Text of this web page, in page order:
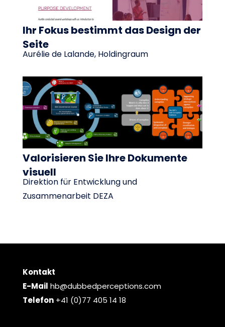
Ihr Fokus bestimmt das Design der
Seite
Aurélie de Lalande, Holdingraum
Valorisieren Sie Ihre Dokumente
visuell
Direktion für Entwicklung und
Zusammenarbeit DEZA
Kontakt
E-Mail hb@dubbedperceptions.com
Telefon+41 (0)77 405 14 18